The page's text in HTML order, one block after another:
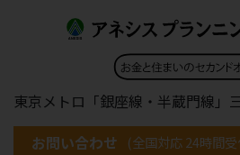
東京メトロ「銀座線・半蔵門線」
お問い合わせ
(全国対応 24時間